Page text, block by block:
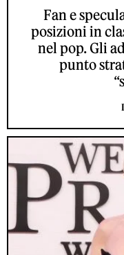
Fan e
posizioni in
nel pop. Gli
punto